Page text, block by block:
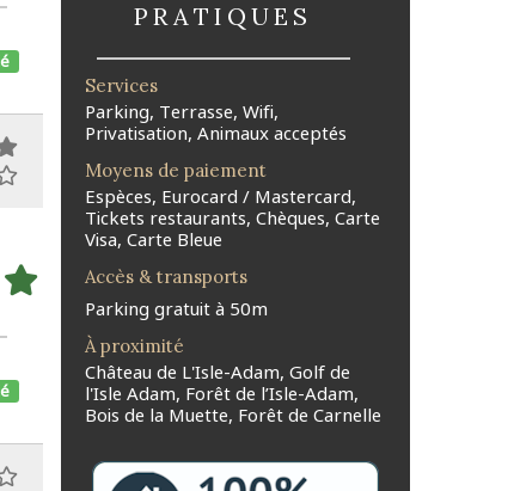
PRATIQUES
Services
Parking, Terrasse, Wifi,
Privatisation, Animaux acceptés
Moyens de paiement
Espèces, Eurocard / Mastercard,
Tickets restaurants, Chèques, Carte
Visa, Carte Bleue
Accès & transports
Parking gratuit à 50m
À proximité
Château de L'Isle-Adam, Golf de
l'Isle Adam, Forêt de l’Isle-Adam,
Bois de la Muette, Forêt de Carnelle